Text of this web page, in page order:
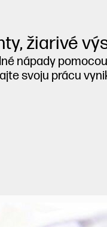
žiarivé
nápady
svoju prácu